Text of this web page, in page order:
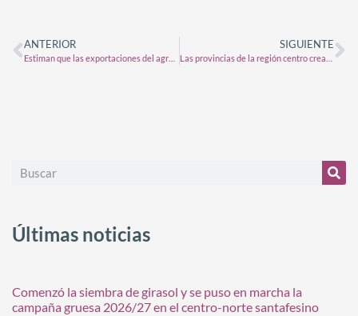
ANTERIOR SIGUIENTE
Últimas noticias
Comenzó la siembra de girasol y se puso en marcha la
campaña gruesa 2026/27 en el centro-norte santafesino